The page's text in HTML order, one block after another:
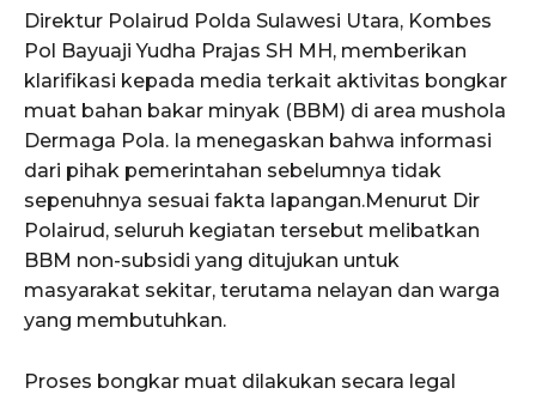
Direktur Polairud Polda Sulawesi Utara, Kombes
Pol Bayuaji Yudha Prajas SH MH, memberikan
klarifikasi kepada media terkait aktivitas bongkar
muat bahan bakar minyak (BBM) di area mushola
Dermaga Pola. Ia menegaskan bahwa informasi
dari pihak pemerintahan sebelumnya tidak
sepenuhnya sesuai fakta lapangan.Menurut Dir
Polairud, seluruh kegiatan tersebut melibatkan
BBM non-subsidi yang ditujukan untuk
masyarakat sekitar, terutama nelayan dan warga
yang membutuhkan.
Proses bongkar muat dilakukan secara legal